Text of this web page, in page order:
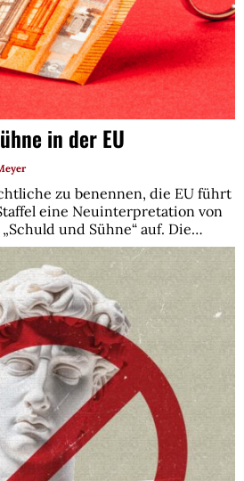
in der EU
zu benennen, die EU führt
eine Neuinterpretation von
und Sühne“ auf. Die…